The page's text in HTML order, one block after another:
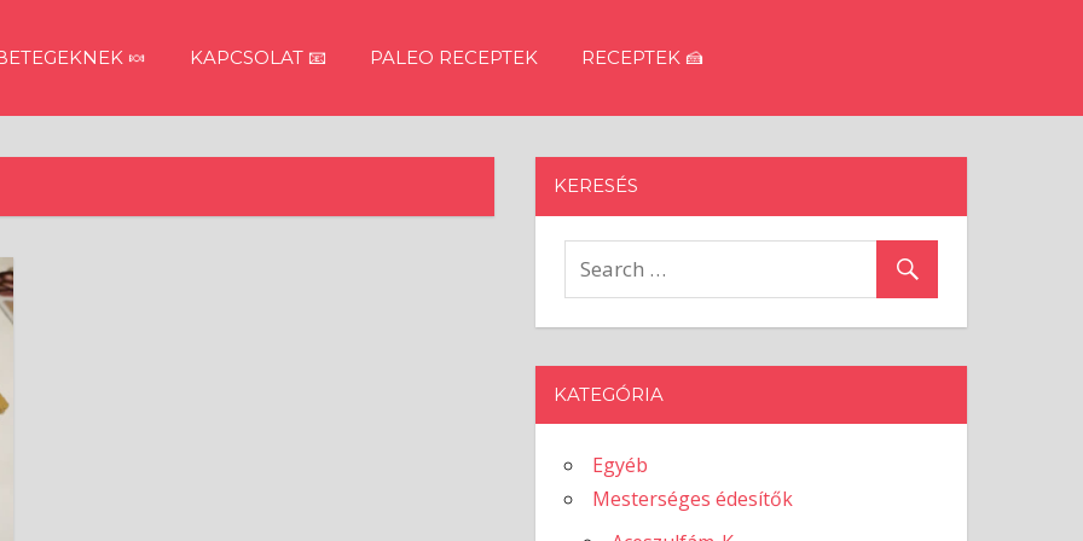
🍬 KAPCSOLAT 📧 PALEO RECEPTEK RECEPTEK 🍰
KERESÉS
KATEGÓRIA
Egyéb
Mesterséges édesítők